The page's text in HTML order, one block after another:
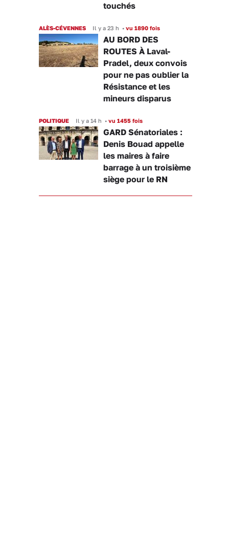
touchés
ALÈS-CÉVENNES Il y a 23 h • vu 1890 fois
AU BORD DES
ROUTES À Laval-
Pradel, deux convois
pour ne pas oublier la
Résistance et les
mineurs disparus
POLITIQUE Il y a 14 h • vu 1455 fois
GARD Sénatoriales :
Denis Bouad appelle
les maires à faire
barrage à un troisième
siège pour le RN